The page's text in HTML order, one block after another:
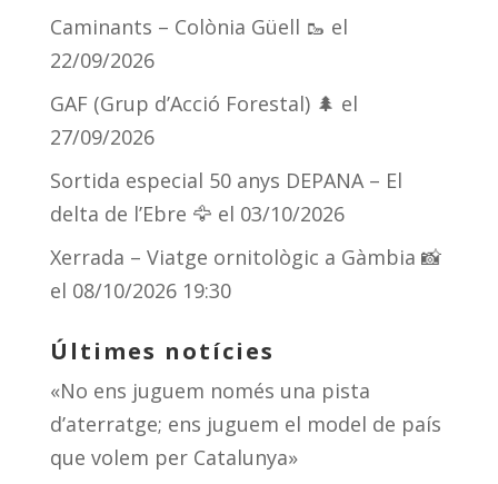
Caminants – Colònia Güell 🥾 el
22/09/2026
GAF (Grup d’Acció Forestal) 🌲 el
27/09/2026
Sortida especial 50 anys DEPANA – El
delta de l’Ebre 🦅 el 03/10/2026
Xerrada – Viatge ornitològic a Gàmbia 📸
el 08/10/2026 19:30
Últimes notícies
«No ens juguem només una pista
d’aterratge; ens juguem el model de país
que volem per Catalunya»